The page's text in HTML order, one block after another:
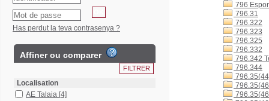
796
796.31
796.322
796.323
796.325
796.332
796.342
796.344
Has perdut la teva contrasenya ?
Affiner ou comparer
Localisation
AE Talaia [4]